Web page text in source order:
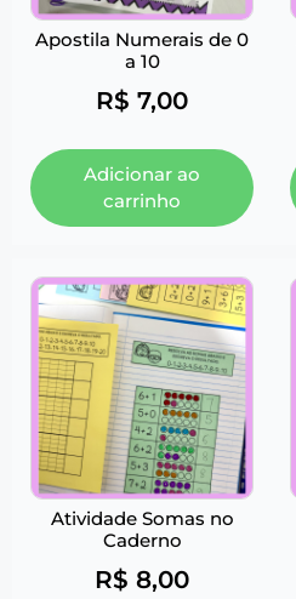
Apostila Numerais de 0
a 10
R$ 7,00
Adicionar ao
carrinho
Atividade Somas no
Caderno
R$ 8,00